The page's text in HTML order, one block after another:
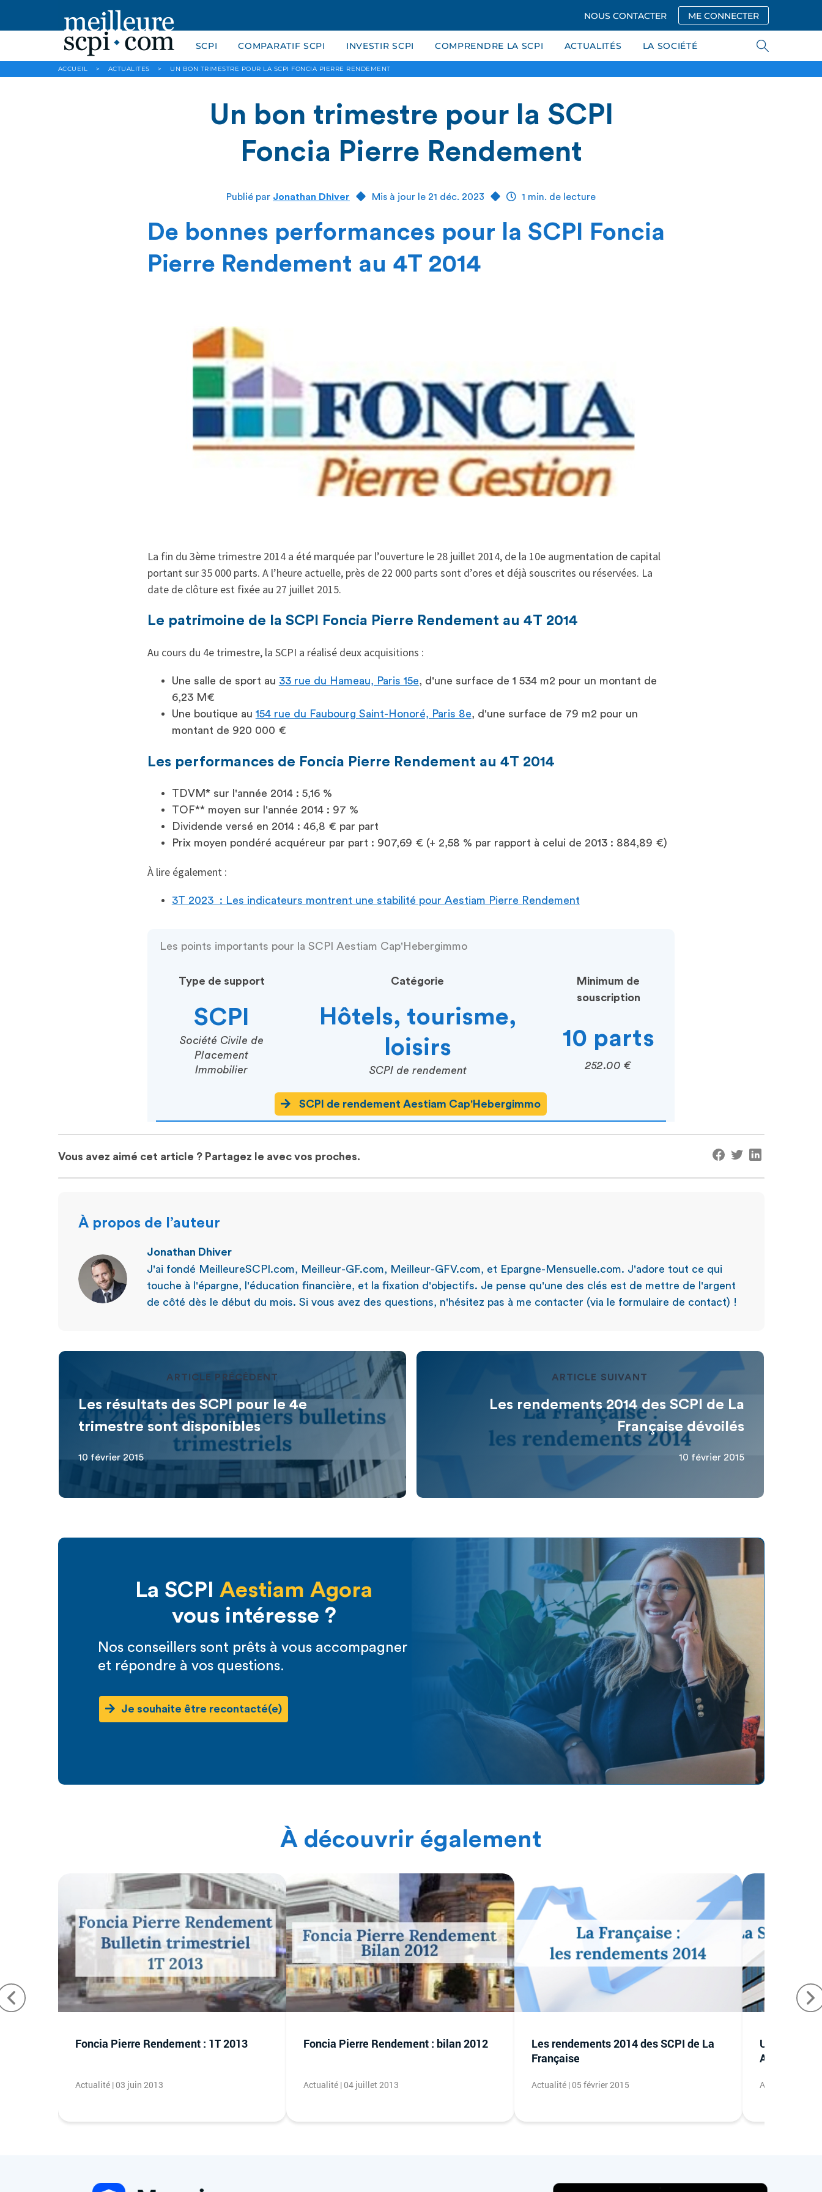
NOUS CONTACTER ME CONNECTER
SCPI COMPARATIF SCPI INVESTIR SCPI COMPRENDRE LA SCPI ACTUALITÉS LA SOCIÉTÉ
ACCUEIL > ACTUALITES > UN BON TRIMESTRE POUR LA SCPI FONCIA PIERRE RENDEMENT
Un bon trimestre pour la SCPI
Foncia Pierre Rendement
Publié par Jonathan Dhiver Mis à jour le 21 déc. 2023 1 min. de lecture
De bonnes performances pour la SCPI Foncia
Pierre Rendement au 4T 2014
La fin du 3ème trimestre 2014 a été marquée par l’ouverture le 28 juillet 2014, de la 10e augmentation de capital
portant sur 35 000 parts. A l’heure actuelle, près de 22 000 parts sont d’ores et déjà souscrites ou réservées. La
date de clôture est fixée au 27 juillet 2015.
Le patrimoine de la SCPI Foncia Pierre Rendement au 4T 2014
Au cours du 4e trimestre, la SCPI a réalisé deux acquisitions :
Une salle de sport au 33 rue du Hameau, Paris 15e, d'une surface de 1 534 m2 pour un montant de
6,23 M€
Une boutique au 154 rue du Faubourg Saint-Honoré, Paris 8e, d'une surface de 79 m2 pour un
montant de 920 000 €
Les performances de Foncia Pierre Rendement au 4T 2014
TDVM* sur l'année 2014 : 5,16 %
TOF** moyen sur l'année 2014 : 97 %
Dividende versé en 2014 : 46,8 € par part
Prix moyen pondéré acquéreur par part : 907,69 € (+ 2,58 % par rapport à celui de 2013 : 884,89 €)
À lire également :
3T 2023 : Les indicateurs montrent une stabilité pour Aestiam Pierre Rendement
Les points importants pour la SCPI Aestiam Cap'Hebergimmo
Type de support
SCPI
Société Civile de
Placement
Immobilier
Catégorie
Hôtels, tourisme,
loisirs
SCPI de rendement
Minimum de
souscription
10 parts
252.00 €
SCPI de rendement Aestiam Cap'Hebergimmo
Vous avez aimé cet article ? Partagez le avec vos proches.
À propos de l’auteur
Jonathan Dhiver
J'ai fondé MeilleureSCPI.com, Meilleur-GF.com, Meilleur-GFV.com, et Epargne-Mensuelle.com. J'adore tout ce qui
touche à l'épargne, l'éducation financière, et la fixation d'objectifs. Je pense qu'une des clés est de mettre de l'argent
de côté dès le début du mois. Si vous avez des questions, n'hésitez pas à me contacter (via le formulaire de contact) !
ARTICLE PRÉCÉDENT
Les résultats des SCPI pour le 4e
trimestre sont disponibles
10 février 2015
ARTICLE SUIVANT
Les rendements 2014 des SCPI de La
Française dévoilés
10 février 2015
La SCPI Aestiam Agora
vous intéresse ?
Nos conseillers sont prêts à vous accompagner
et répondre à vos questions.
Je souhaite être recontacté(e)
À découvrir également
Foncia Pierre Rendement : 1T 2013
Actualité | 03 juin 2013
Foncia Pierre Rendement : bilan 2012
Actualité | 04 juillet 2013
Les rendements 2014 des SCPI de La
Française
Actualité | 05 février 2015
Un 4e
Accimmo
Actualité | 29